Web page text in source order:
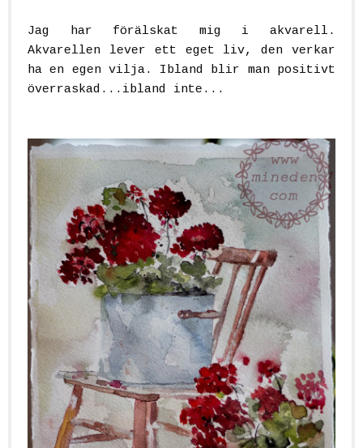
Jag har förälskat mig i akvarell.
Akvarellen lever ett eget liv, den verkar
ha en egen vilja. Ibland blir man positivt
överraskad...ibland inte...